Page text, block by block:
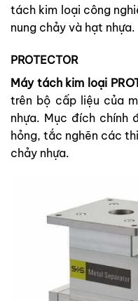
tách kim loại công
nung chảy và hạt nhựa.
PROTECTOR
Máy tách kim loại
trên bộ cấp liệu của
nhựa. Mục đích chính
hỏng, tắc nghẽn các
chảy nhựa.